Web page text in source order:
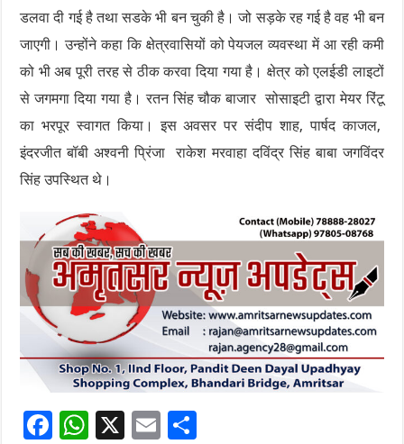
डलवा दी गई है तथा सडके भी बन चुकी है। जो सड़के रह गई है वह भी बन
जाएगी। उन्होंने कहा कि क्षेत्रवासियों को पेयजल व्यवस्था में आ रही कमी
को भी अब पूरी तरह से ठीक करवा दिया गया है। क्षेत्र को एलईडी लाइटों
से जगमगा दिया गया है। रतन सिंह चौक बाजार सोसाइटी द्वारा मेयर रिंटू
का भरपूर स्वागत किया। इस अवसर पर संदीप शाह, पार्षद काजल,
इंदरजीत बॉबी अश्वनी प्रिंजा राकेश मरवाहा दविंद्र सिंह बाबा जगविंदर
सिंह उपस्थित थे।
F
W
X
E